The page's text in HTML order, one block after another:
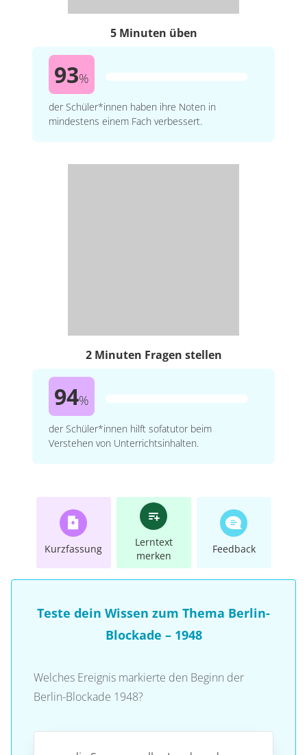
5 Minuten üben
93%
der Schüler*innen haben ihre Noten in
mindestens einem Fach verbessert.
2 Minuten Fragen stellen
94%
der Schüler*innen hilft sofatutor beim
Verstehen von Unterrichtsinhalten.
Kurzfassung
Lerntext
merken
Feedback
Teste dein Wissen zum Thema Berlin-
Blockade – 1948
Welches Ereignis markierte den Beginn der
Berlin-Blockade 1948?